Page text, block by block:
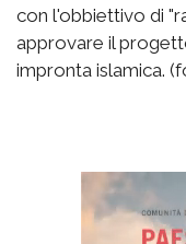
con l'obbiettivo di
approvare il
impronta islamica.